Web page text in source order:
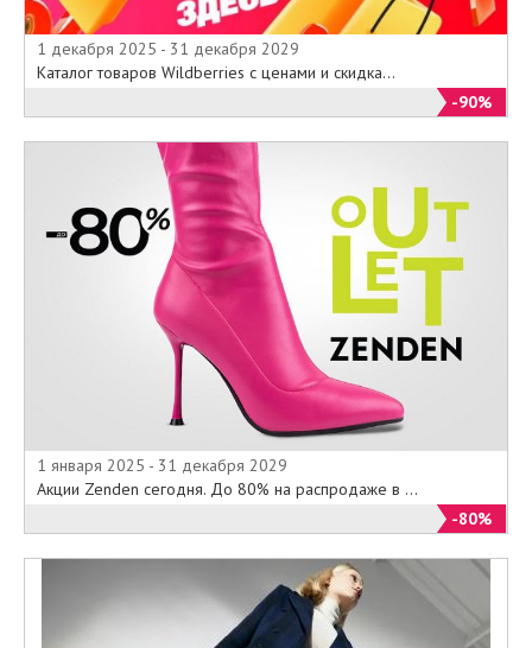
1 декабря 2025 - 31 декабря 2029
Каталог товаров Wildberries с ценами и скидка...
-90%
1 января 2025 - 31 декабря 2029
Акции Zenden сегодня. До 80% на распродаже в ...
-80%